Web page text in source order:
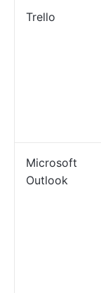
Trello
Microsoft
Outlook